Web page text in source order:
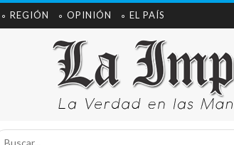
∘ REGIÓN ∘ OPINIÓN ∘ EL PAÍS